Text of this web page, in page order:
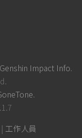
Impact Info.
.
| 工作人員